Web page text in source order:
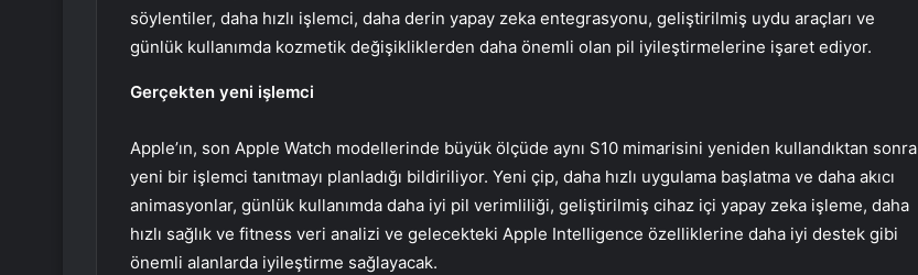
söylentiler, daha hızlı işlemci, daha derin yapay zeka entegrasyonu, geliştirilmiş uydu araçları ve
günlük kullanımda kozmetik değişikliklerden daha önemli olan pil iyileştirmelerine işaret ediyor.
Gerçekten yeni işlemci
Apple’ın, son Apple Watch modellerinde büyük ölçüde aynı S10 mimarisini yeniden kullandıktan sonra
yeni bir işlemci tanıtmayı planladığı bildiriliyor. Yeni çip, daha hızlı uygulama başlatma ve daha akıcı
animasyonlar, günlük kullanımda daha iyi pil verimliliği, geliştirilmiş cihaz içi yapay zeka işleme, daha
hızlı sağlık ve fitness veri analizi ve gelecekteki Apple Intelligence özelliklerine daha iyi destek gibi
önemli alanlarda iyileştirme sağlayacak.